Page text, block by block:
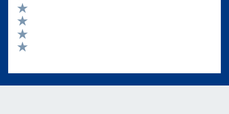
Valuta 5 stelle su 5
Valuta 4 stelle su 5
Valuta 3 stelle su 5
Valuta 2 stelle su 5